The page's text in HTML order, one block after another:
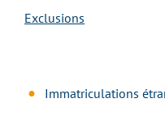
Exclusions
Immatriculations